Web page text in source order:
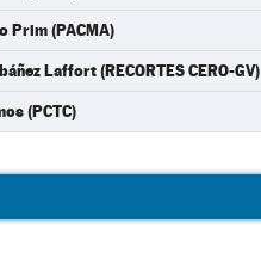
Prim (PACMA)
Laffort (RECORTES CERO-GV)
(PCTC)